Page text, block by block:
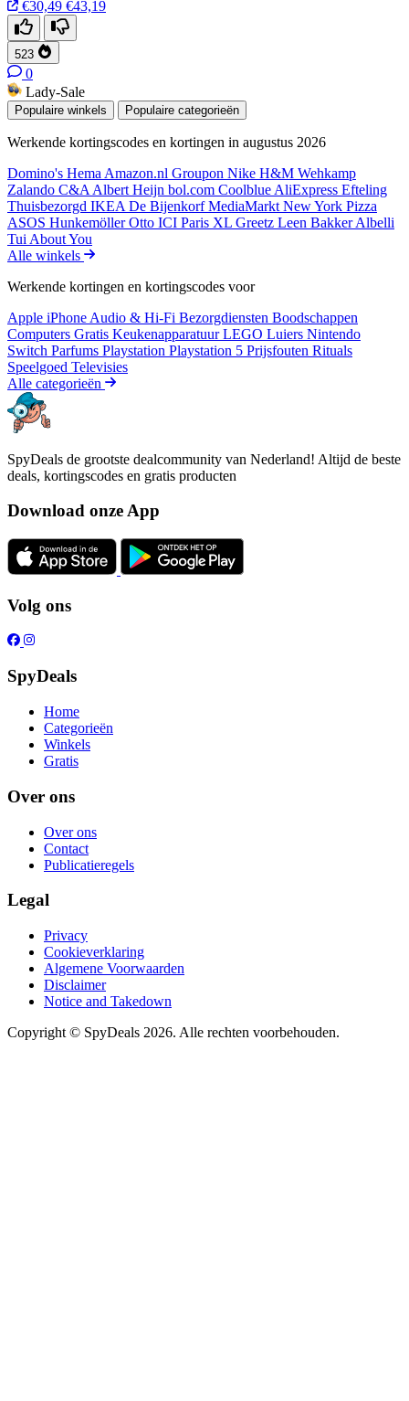
€30,49 €43,19
523
0
Lady-Sale
Populaire winkels Populaire categorieën
Werkende kortingscodes en kortingen in augustus 2026
Domino's Hema Amazon.nl Groupon Nike H&M Wehkamp
Zalando C&A Albert Heijn bol.com Coolblue AliExpress Efteling
Thuisbezorgd IKEA De BijenkorfMediaMarkt New York Pizza
ASOS HunkemöllerOtto ICI Paris XL Greetz Leen BakkerAlbelli
Tui About You
Alle winkels
Werkende kortingen en kortingscodes voor
Apple iPhone Audio & Hi-Fi Bezorgdiensten Boodschappen
Computers Gratis KeukenapparatuurLEGO Luiers Nintendo
Switch Parfums Playstation Playstation 5 Prijsfouten Rituals
Speelgoed Televisies
Alle categorieën
SpyDeals de grootste dealcommunity van Nederland! Altijd de beste
deals, kortingscodes en gratis producten
Download onze App
Volg ons
SpyDeals
Home
Categorieën
Winkels
Gratis
Over ons
Over ons
Contact
Publicatieregels
Legal
Privacy
Cookieverklaring
Algemene Voorwaarden
Disclaimer
Notice and Takedown
Copyright © SpyDeals 2026. Alle rechten voorbehouden.